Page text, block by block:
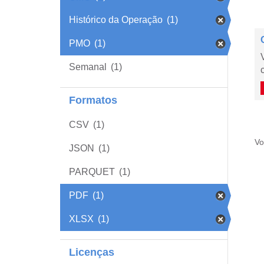
Histórico da Operação (1)
PMO (1)
Semanal (1)
Formatos
CSV (1)
JSON (1)
PARQUET (1)
PDF (1)
XLSX (1)
Licenças